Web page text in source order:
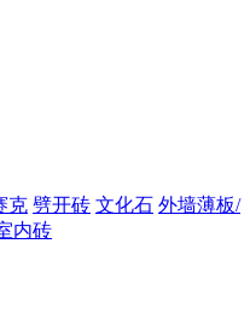
克 劈开砖 文化石 外墙薄板/
内砖